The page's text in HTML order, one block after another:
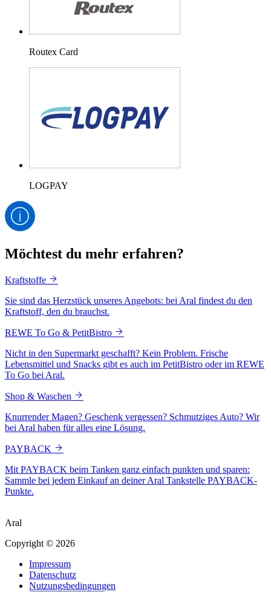
Routex Card
LOGPAY
Möchtest du mehr erfahren?
Kraftstoffe
Sie sind das Herzstück unseres Angebots: bei Aral findest du den
Kraftstoff, den du brauchst.
REWE To Go & PetitBistro
Nicht in den Supermarkt geschafft? Kein Problem. Frische
Lebensmittel und Snacks gibt es auch im PetitBistro oder im REWE
To Go bei Aral.
Shop & Waschen
Knurrender Magen? Geschenk vergessen? Schmutziges Auto? Wir
bei Aral haben für alles eine Lösung.
PAYBACK
Mit PAYBACK beim Tanken ganz einfach punkten und sparen:
Sammle bei jedem Einkauf an deiner Aral Tankstelle PAYBACK-
Punkte.
Aral
Copyright © 2026
Impressum
Datenschutz
Nutzungsbedingungen